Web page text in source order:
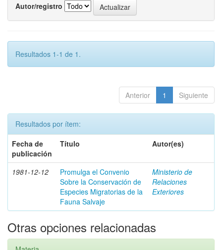
Autor/registro
Resultados 1-1 de 1.
Anterior 1 Siguiente
Resultados por ítem:
Fecha de
publicación
Título Autor(es)
1981-12-12
Promulga el Convenio
Sobre la Conservación de
Especies Migratorias de la
Fauna Salvaje
Ministerio de
Relaciones
Exteriores
Otras opciones relacionadas